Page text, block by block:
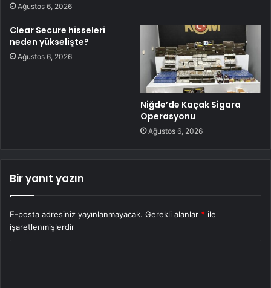
Ağustos 6, 2026
Clear Secure hisseleri
neden yükselişte?
Ağustos 6, 2026
Niğde’de Kaçak Sigara
Operasyonu
Ağustos 6, 2026
Bir yanıt yazın
E-posta adresiniz yayınlanmayacak. Gerekli alanlar * ile
işaretlenmişlerdir